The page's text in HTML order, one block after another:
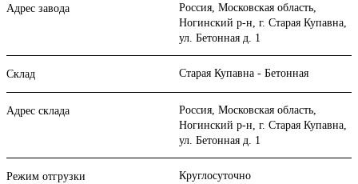
Адрес завода
Россия, Московская область,
Ногинский р-н, г. Старая Купавна,
ул. Бетонная д. 1
Склад Старая Купавна - Бетонная
Адрес склада
Россия, Московская область,
Ногинский р-н, г. Старая Купавна,
ул. Бетонная д. 1
Режим отгрузки Круглосуточно